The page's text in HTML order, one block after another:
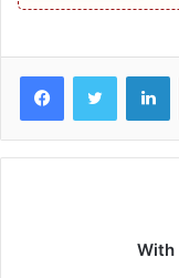
FacebookTwitter
With